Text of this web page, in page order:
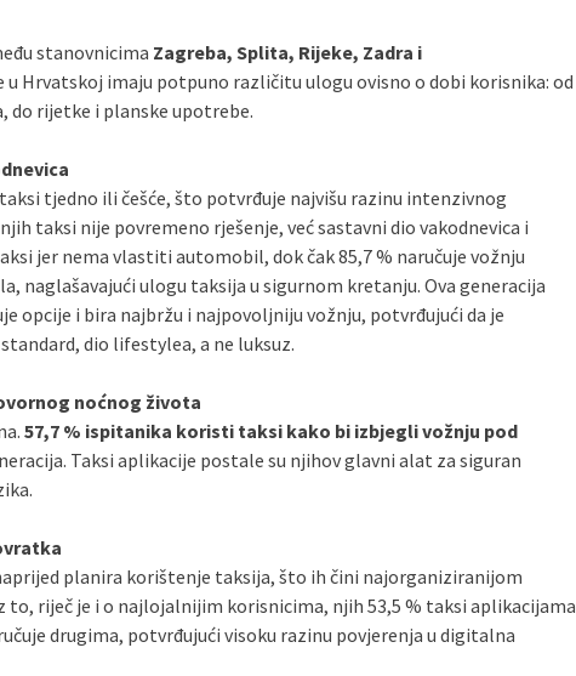
stanovnicima Zagreba, Splita, Rijeke, Zadra i
u Hrvatskoj imaju potpuno različitu ulogu ovisno o dobi korisnika: od
do rijetke i planske upotrebe.
tjedno ili češće, što potvrđuje najvišu razinu intenzivnog
taksi nije povremeno rješenje, već sastavni dio vakodnevica i
jer nema vlastiti automobil, dok čak 85,7 % naručuje vožnju
naglašavajući ulogu taksija u sigurnom kretanju. Ova generacija
opcije i bira najbržu i najpovoljniju vožnju, potvrđujući da je
dio lifestylea, a ne luksuz.
noćnog života
57,7 % ispitanika koristi taksi kako bi izbjegli vožnju pod
Taksi aplikacije postale su njihov glavni alat za siguran
planira korištenje taksija, što ih čini najorganiziranijom
riječ je i o najlojalnijim korisnicima, njih 53,5 % taksi aplikacijama
drugima, potvrđujući visoku razinu povjerenja u digitalna